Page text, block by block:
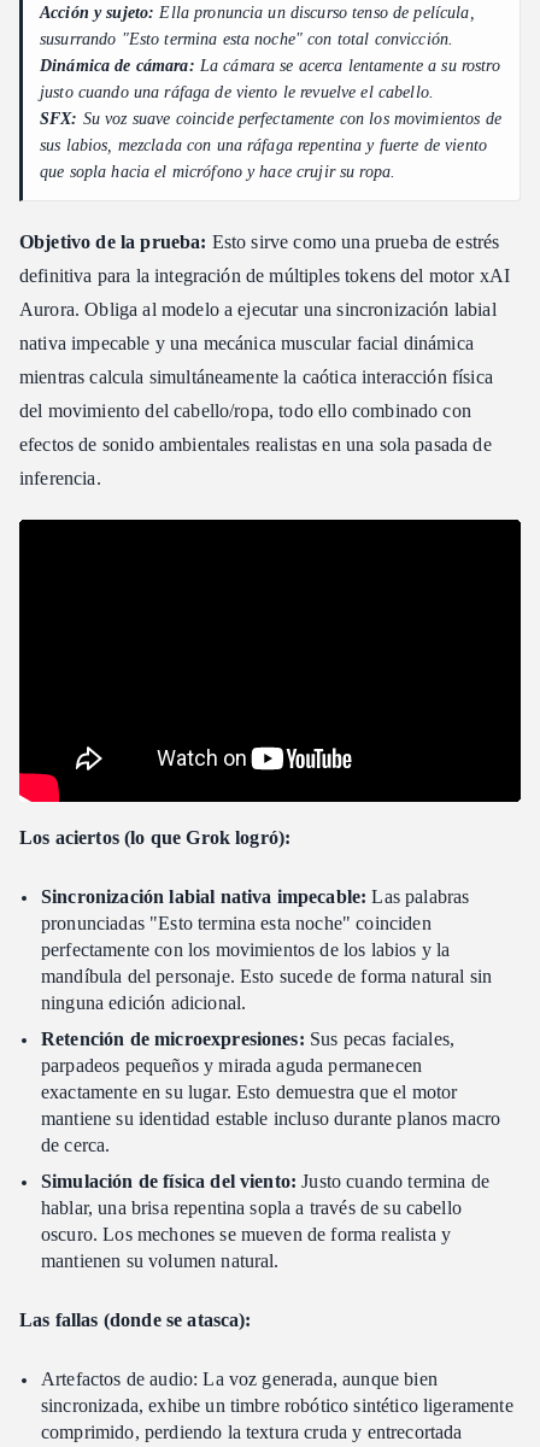
Acción y sujeto: Ella pronuncia un discurso tenso de película,
susurrando "Esto termina esta noche" con total convicción.
Dinámica de cámara: La cámara se acerca lentamente a su rostro
justo cuando una ráfaga de viento le revuelve el cabello.
SFX: Su voz suave coincide perfectamente con los movimientos de
sus labios, mezclada con una ráfaga repentina y fuerte de viento
que sopla hacia el micrófono y hace crujir su ropa.
Objetivo de la prueba: Esto sirve como una prueba de estrés
definitiva para la integración de múltiples tokens del motor xAI
Aurora. Obliga al modelo a ejecutar una sincronización labial
nativa impecable y una mecánica muscular facial dinámica
mientras calcula simultáneamente la caótica interacción física
del movimiento del cabello/ropa, todo ello combinado con
efectos de sonido ambientales realistas en una sola pasada de
inferencia.
Los aciertos (lo que Grok logró):
Sincronización labial nativa impecable: Las palabras
pronunciadas "Esto termina esta noche" coinciden
perfectamente con los movimientos de los labios y la
mandíbula del personaje. Esto sucede de forma natural sin
ninguna edición adicional.
Retención de microexpresiones: Sus pecas faciales,
parpadeos pequeños y mirada aguda permanecen
exactamente en su lugar. Esto demuestra que el motor
mantiene su identidad estable incluso durante planos macro
de cerca.
Simulación de física del viento: Justo cuando termina de
hablar, una brisa repentina sopla a través de su cabello
oscuro. Los mechones se mueven de forma realista y
mantienen su volumen natural.
Las fallas (donde se atasca):
Artefactos de audio: La voz generada, aunque bien
sincronizada, exhibe un timbre robótico sintético ligeramente
comprimido, perdiendo la textura cruda y entrecortada